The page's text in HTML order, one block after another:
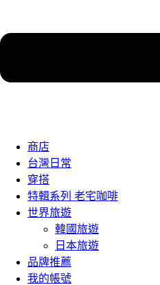
商店
台灣日常
穿搭
特輯系列 老宅咖啡
世界旅遊
韓國旅遊
日本旅遊
品牌推薦
我的帳號